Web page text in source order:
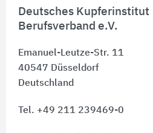
Deutsches Kupferinstitut
Berufsverband e.V.
Emanuel-Leutze-Str. 11
40547 Düsseldorf
Deutschland
Tel. +49 211 239469-0